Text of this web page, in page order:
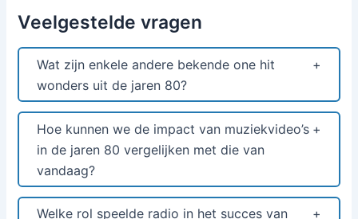
Veelgestelde vragen
Wat zijn enkele andere bekende one hit
wonders uit de jaren 80?
Hoe kunnen we de impact van muziekvideo’s
in de jaren 80 vergelijken met die van
vandaag?
Welke rol speelde radio in het succes van